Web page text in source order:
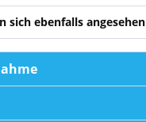
sich ebenfalls angesehen